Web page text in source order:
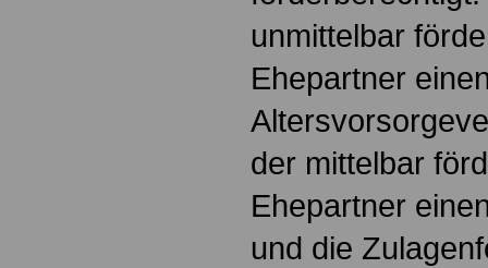
unmittelbar
Ehepartner
der mittelbar
Ehepartner
und die